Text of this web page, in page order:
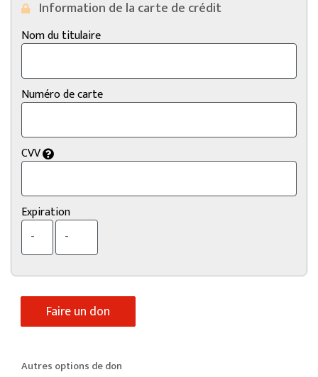
Information de la carte de crédit
Nom du titulaire
Numéro de carte
CVV
Expiration
Autres options de don